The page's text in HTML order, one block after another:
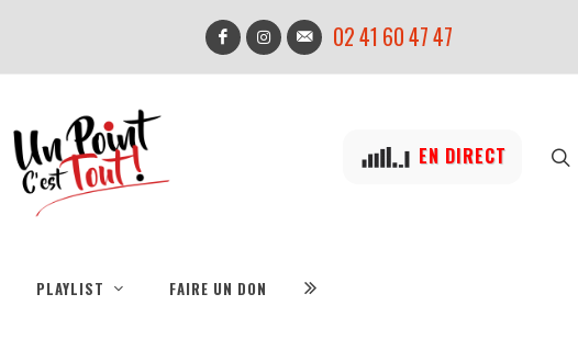
02 41 60 47 47
EN DIRECT
PLAYLIST FAIRE UN DON